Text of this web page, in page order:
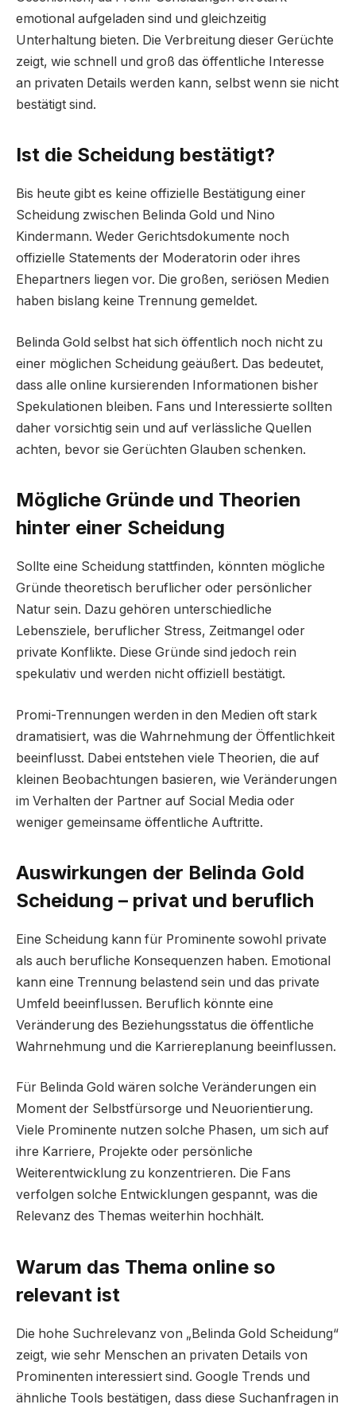
emotional aufgeladen sind und gleichzeitig
Unterhaltung bieten. Die Verbreitung dieser Gerüchte
zeigt, wie schnell und groß das öffentliche Interesse
an privaten Details werden kann, selbst wenn sie nicht
bestätigt sind.
Ist die Scheidung bestätigt?
Bis heute gibt es keine offizielle Bestätigung einer
Scheidung zwischen Belinda Gold und Nino
Kindermann. Weder Gerichtsdokumente noch
offizielle Statements der Moderatorin oder ihres
Ehepartners liegen vor. Die großen, seriösen Medien
haben bislang keine Trennung gemeldet.
Belinda Gold selbst hat sich öffentlich noch nicht zu
einer möglichen Scheidung geäußert. Das bedeutet,
dass alle online kursierenden Informationen bisher
Spekulationen bleiben. Fans und Interessierte sollten
daher vorsichtig sein und auf verlässliche Quellen
achten, bevor sie Gerüchten Glauben schenken.
Mögliche Gründe und Theorien
hinter einer Scheidung
Sollte eine Scheidung stattfinden, könnten mögliche
Gründe theoretisch beruflicher oder persönlicher
Natur sein. Dazu gehören unterschiedliche
Lebensziele, beruflicher Stress, Zeitmangel oder
private Konflikte. Diese Gründe sind jedoch rein
spekulativ und werden nicht offiziell bestätigt.
Promi-Trennungen werden in den Medien oft stark
dramatisiert, was die Wahrnehmung der Öffentlichkeit
beeinflusst. Dabei entstehen viele Theorien, die auf
kleinen Beobachtungen basieren, wie Veränderungen
im Verhalten der Partner auf Social Media oder
weniger gemeinsame öffentliche Auftritte.
Auswirkungen der Belinda Gold
Scheidung – privat und beruflich
Eine Scheidung kann für Prominente sowohl private
als auch berufliche Konsequenzen haben. Emotional
kann eine Trennung belastend sein und das private
Umfeld beeinflussen. Beruflich könnte eine
Veränderung des Beziehungsstatus die öffentliche
Wahrnehmung und die Karriereplanung beeinflussen.
Für Belinda Gold wären solche Veränderungen ein
Moment der Selbstfürsorge und Neuorientierung.
Viele Prominente nutzen solche Phasen, um sich auf
ihre Karriere, Projekte oder persönliche
Weiterentwicklung zu konzentrieren. Die Fans
verfolgen solche Entwicklungen gespannt, was die
Relevanz des Themas weiterhin hochhält.
Warum das Thema online so
relevant ist
Die hohe Suchrelevanz von „Belinda Gold Scheidung“
zeigt, wie sehr Menschen an privaten Details von
Prominenten interessiert sind. Google Trends und
ähnliche Tools bestätigen, dass diese Suchanfragen in